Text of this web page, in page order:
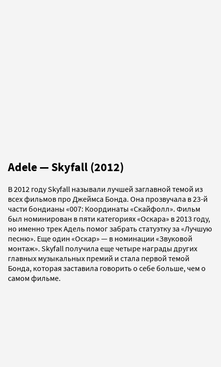
Adele — Skyfall (2012)
В 2012 году Skyfall называли лучшей заглавной темой из
всех фильмов про Джеймса Бонда. Она прозвучала в 23-й
части бондианы «007: Координаты «Скайфолл». Фильм
был номинирован в пяти категориях «Оскара» в 2013 году,
но именно трек Адель помог забрать статуэтку за «Лучшую
песню». Еще один «Оскар» — в номинации «Звуковой
монтаж». Skyfall получила еще четыре награды других
главных музыкальных премий и стала первой темой
Бонда, которая заставила говорить о себе больше, чем о
самом фильме.